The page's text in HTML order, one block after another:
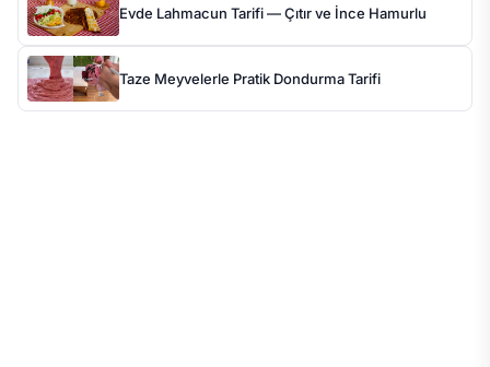
Evde Lahmacun Tarifi — Çıtır ve İnce Hamurlu
Taze Meyvelerle Pratik Dondurma Tarifi